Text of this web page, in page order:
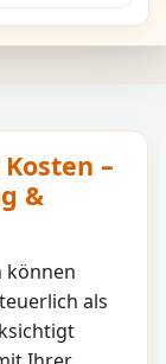
–
&
können
als